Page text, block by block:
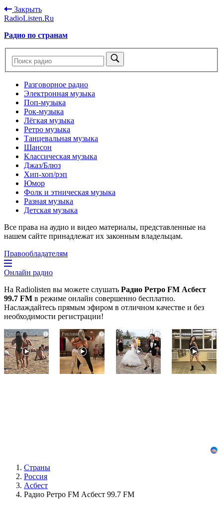
Закрыть
RadioListen.Ru
Радио по странам
Разговорное радио
Электронная музыка
Поп-музыка
Рок-музыка
Лёгкая музыка
Ретро музыка
Танцевальная музыка
Шансон
Классическая музыка
Джаз/Блюз
Хип-хоп/рэп
Юмор
Фолк и этническая музыка
Разная музыка
Детская музыка
Все права на аудио и видео материалы, представленные на
нашем сайте принадлежат их законным владельцам.
Правообладателям
Онлайн радио
На Radiolisten вы можете слушать Радио Ретро FM Асбест
99.7 FM в режиме онлайн совершенно бесплатно.
Наслаждайтесь прямым эфиром в отличном качестве и без
необходимости регистрации!
i
Скрытая
камера
пляже
Крыма:
i
Ролик
длится
пару
секунд,
но
i
Этот
танец
невесты
оставит
вас
i
Страны
Россия
Асбест
Радио Ретро FM Асбест 99.7 FM